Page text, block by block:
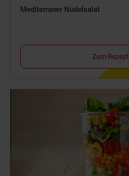
Mediterraner Nudelsalat
Zum Rezept